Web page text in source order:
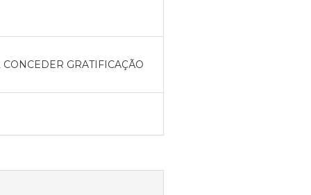
GRATIFICAÇÃO